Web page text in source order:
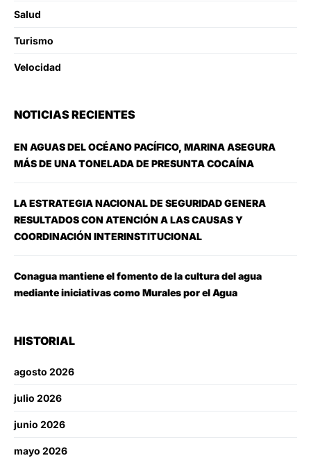
Salud
Turismo
Velocidad
NOTICIAS RECIENTES
EN AGUAS DEL OCÉANO PACÍFICO, MARINA ASEGURA
MÁS DE UNA TONELADA DE PRESUNTA COCAÍNA
LA ESTRATEGIA NACIONAL DE SEGURIDAD GENERA
RESULTADOS CON ATENCIÓN A LAS CAUSAS Y
COORDINACIÓN INTERINSTITUCIONAL
Conagua mantiene el fomento de la cultura del agua
mediante iniciativas como Murales por el Agua
HISTORIAL
agosto 2026
julio 2026
junio 2026
mayo 2026